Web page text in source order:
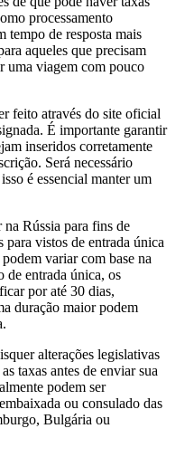
processamento
tempo de resposta mais
aqueles que precisam
uma viagem com pouco
feito através do site oficial
É importante garantir
inseridos corretamente
Será necessário
é essencial manter um
Rússia para fins de
para vistos de entrada única
variar com base na
de entrada única, os
por até 30 dias,
duração maior podem
alterações legislativas
taxas antes de enviar sua
podem ser
ou consulado das
Bulgária ou